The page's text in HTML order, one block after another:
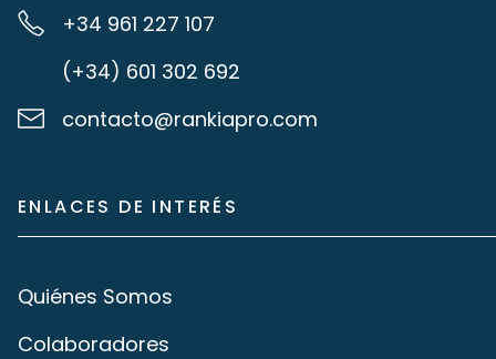
+34 961 227 107
(+34) 601 302 692
contacto@rankiapro.com
ENLACES DE INTERÉS
Quiénes Somos
Colaboradores